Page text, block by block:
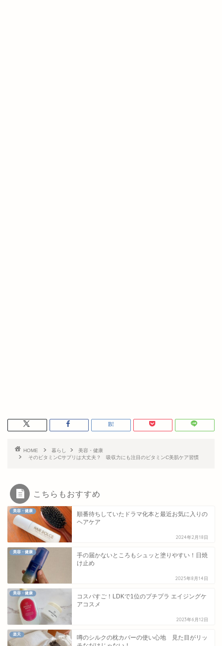
HOME 暮らし
美容・健康
そのビタミンCサプリは大丈夫？ 吸収力にも注目のビタミンC美肌ケア習慣
こちらもおすすめ
美容・健康
順番待ちしていたドラマ化本と最近お気に入りの
ヘアケア
2024年2月18日
美容・健康
手の届かないところもシュッと塗りやすい！日焼
け止め
2025年8月14日
美容・健康
コスパすご！LDKで1位のプチプラ エイジングケ
アコスメ
2023年6月12日
楽天
噂のシルクの枕カバーの使い心地 見た目がリッ